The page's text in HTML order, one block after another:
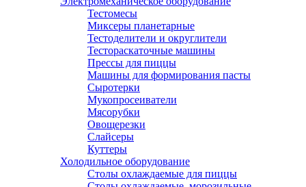
Тестомесы
Миксеры планетарные
Тестоделители и округлители
Тестораскаточные машины
Прессы для пиццы
Машины для формирования пасты
Сыротерки
Мукопросеиватели
Мясорубки
Овощерезки
Слайсеры
Куттеры
Холодильное оборудование
Столы охлаждаемые для пиццы